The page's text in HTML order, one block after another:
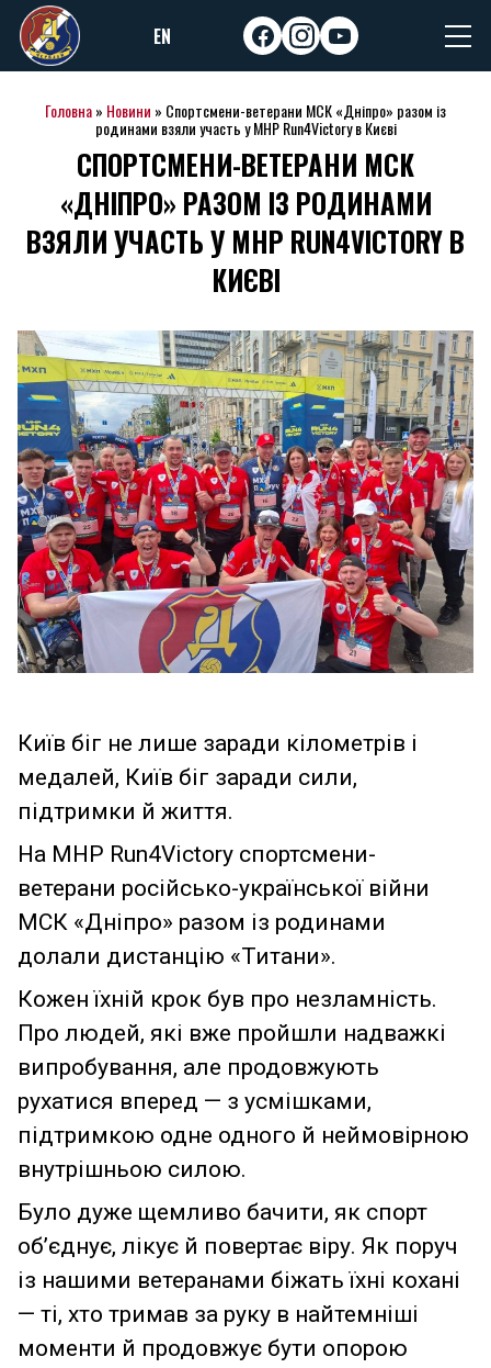
Skip
to
content
EN facebookinstagram
youtube
Головна» Новини » Спортсмени-ветерани МСК «Дніпро» разом із
родинами взяли участь у MHP Run4Victory в Києві
СПОРТСМЕНИ-ВЕТЕРАНИ МСК
«ДНІПРО» РАЗОМ ІЗ РОДИНАМИ
ВЗЯЛИ УЧАСТЬ У MHP RUN4VICTORY В
КИЄВІ
Київ біг не лише заради кілометрів і
медалей, Київ біг заради сили,
підтримки й життя.
На MHP Run4Victory спортсмени-
ветерани російсько-української війни
МСК «Дніпро» разом із родинами
долали дистанцію «Титани».
Кожен їхній крок був про незламність.
Про людей, які вже пройшли надважкі
випробування, але продовжують
рухатися вперед — з усмішками,
підтримкою одне одного й неймовірною
внутрішньою силою.
Було дуже щемливо бачити, як спорт
об’єднує, лікує й повертає віру. Як поруч
із нашими ветеранами біжать їхні кохані
— ті, хто тримав за руку в найтемніші
моменти й продовжує бути опорою